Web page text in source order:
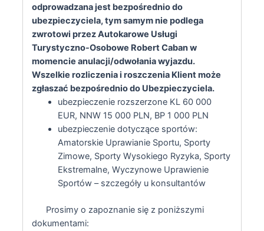
odprowadzana jest bezpośrednio do
ubezpieczyciela, tym samym nie podlega
zwrotowi przez Autokarowe Usługi
Turystyczno-Osobowe Robert Caban w
momencie anulacji/odwołania wyjazdu.
Wszelkie rozliczenia i roszczenia Klient może
zgłaszać bezpośrednio do Ubezpieczyciela.
ubezpieczenie rozszerzone KL 60 000
EUR, NNW 15 000 PLN, BP 1 000 PLN
ubezpieczenie dotyczące sportów:
Amatorskie Uprawianie Sportu, Sporty
Zimowe, Sporty Wysokiego Ryzyka, Sporty
Ekstremalne, Wyczynowe Uprawienie
Sportów – szczegóły u konsultantów
Prosimy o zapoznanie się z poniższymi
dokumentami: